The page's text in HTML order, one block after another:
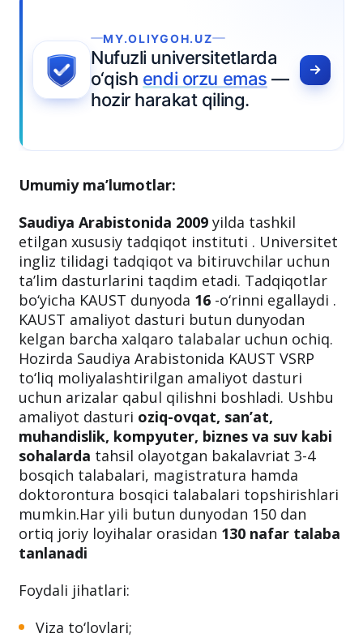
Umumiy ma’lumotlar:
Saudiya Arabistonida2009yilda tashkil
etilgan xususiy tadqiqot instituti . Universitet
ingliz tilidagi tadqiqot va bitiruvchilar uchun
ta’lim dasturlarini taqdim etadi. Tadqiqotlar
bo‘yicha KAUST dunyoda16-o‘rinni egallaydi .
KAUST amaliyot dasturi butun dunyodan
kelgan barcha xalqaro talabalar uchun ochiq.
Hozirda Saudiya Arabistonida KAUST VSRP
to‘liq moliyalashtirilgan amaliyot dasturi
uchun arizalar qabul qilishni boshladi. Ushbu
amaliyot dasturio ziq-ovqat, san’at,
muhandislik, kompyuter, biznes va suv kabi
sohalardatahsil olayotgan bakalavriat 3-4
bosqich talabalari, magistratura hamda
doktorontura bosqici talabalari topshirishlari
ortiq joriy loyihalar orasidan